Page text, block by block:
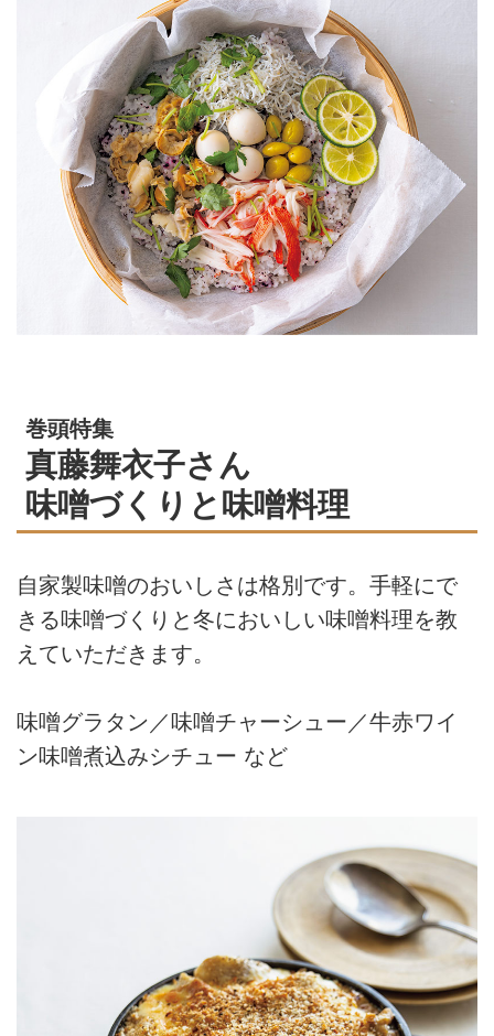
巻頭特集
真藤舞衣子さん
味噌づくりと味噌料理
自家製味噌のおいしさは格別です。手軽にで
きる味噌づくりと冬においしい味噌料理を教
えていただきます。
味噌グラタン／味噌チャーシュー／牛赤ワイ
ン味噌煮込みシチュー など